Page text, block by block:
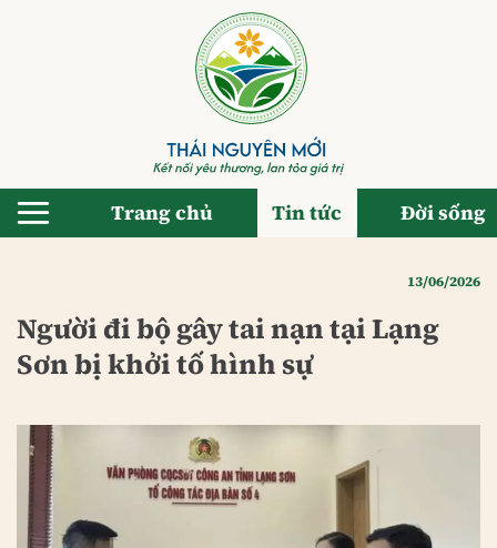
Trang chủ Tin tức Đời sống
13/06/2026
Người đi bộ gây tai nạn tại Lạng
Sơn bị khởi tố hình sự